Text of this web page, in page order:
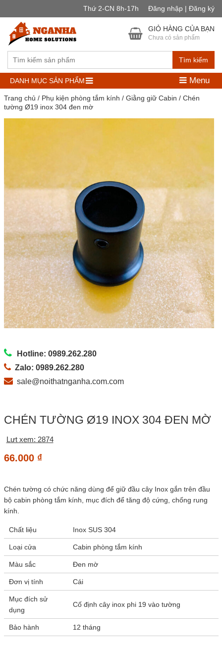
Thứ 2-CN 8h-17h Đăng nhập | Đăng ký
Tìm kiếm
GIỎ HÀNG CỦA BẠN
Chưa có sản phẩm
DANH MỤC SẢN PHẨM Menu
Trang chủ / Phụ kiện phòng tắm kính / Giằng giữ Cabin / Chén
tường Ø19 inox 304 đen mờ
Hotline: 0989.262.280
Zalo: 0989.262.280
sale@noithatnganha.com.com
CHÉN TƯỜNG Ø19 INOX 304 ĐEN MỜ
Lưt xem: 2874
66.000 ₫
Chén tường có chức năng dùng để giữ đầu cây Inox gắn trên đầu
bộ cabin phòng tắm kính, mục đích để tăng độ cứng, chống rung
kính.
Chất liệu Inox SUS 304
Loại cửa Cabin phòng tắm kính
Màu sắc Đen mờ
Đơn vị tính Cái
Mục đích sử
dụng
Cố định cây inox phi 19 vào tường
Bảo hành 12 tháng